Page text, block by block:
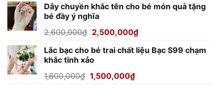
là:
850,000₫.
tại
800,000₫.
Dây chuyền khắc tên cho bé món quà tặng
bé đầy ý nghĩa
2,600,000₫ Giá
là:
2,600,000₫.
2,500,000₫Giá
tại
Lắc bạc cho bé trai chất liệu Bạc S99 chạm
khắc tinh xảo
1,600,000₫ Giá
1,500,000₫Giá